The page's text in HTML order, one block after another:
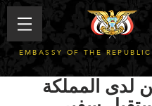
EMBASSY OF THE
لدى المملكة